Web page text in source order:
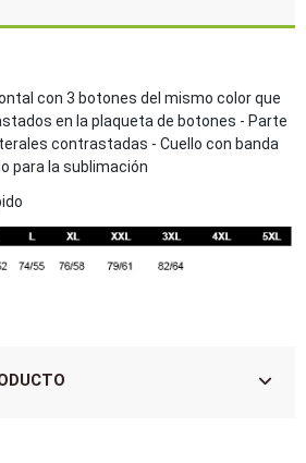
con 3 botones del mismo color que
en la plaqueta de botones - Parte
contrastadas - Cuello con banda
para la sublimación